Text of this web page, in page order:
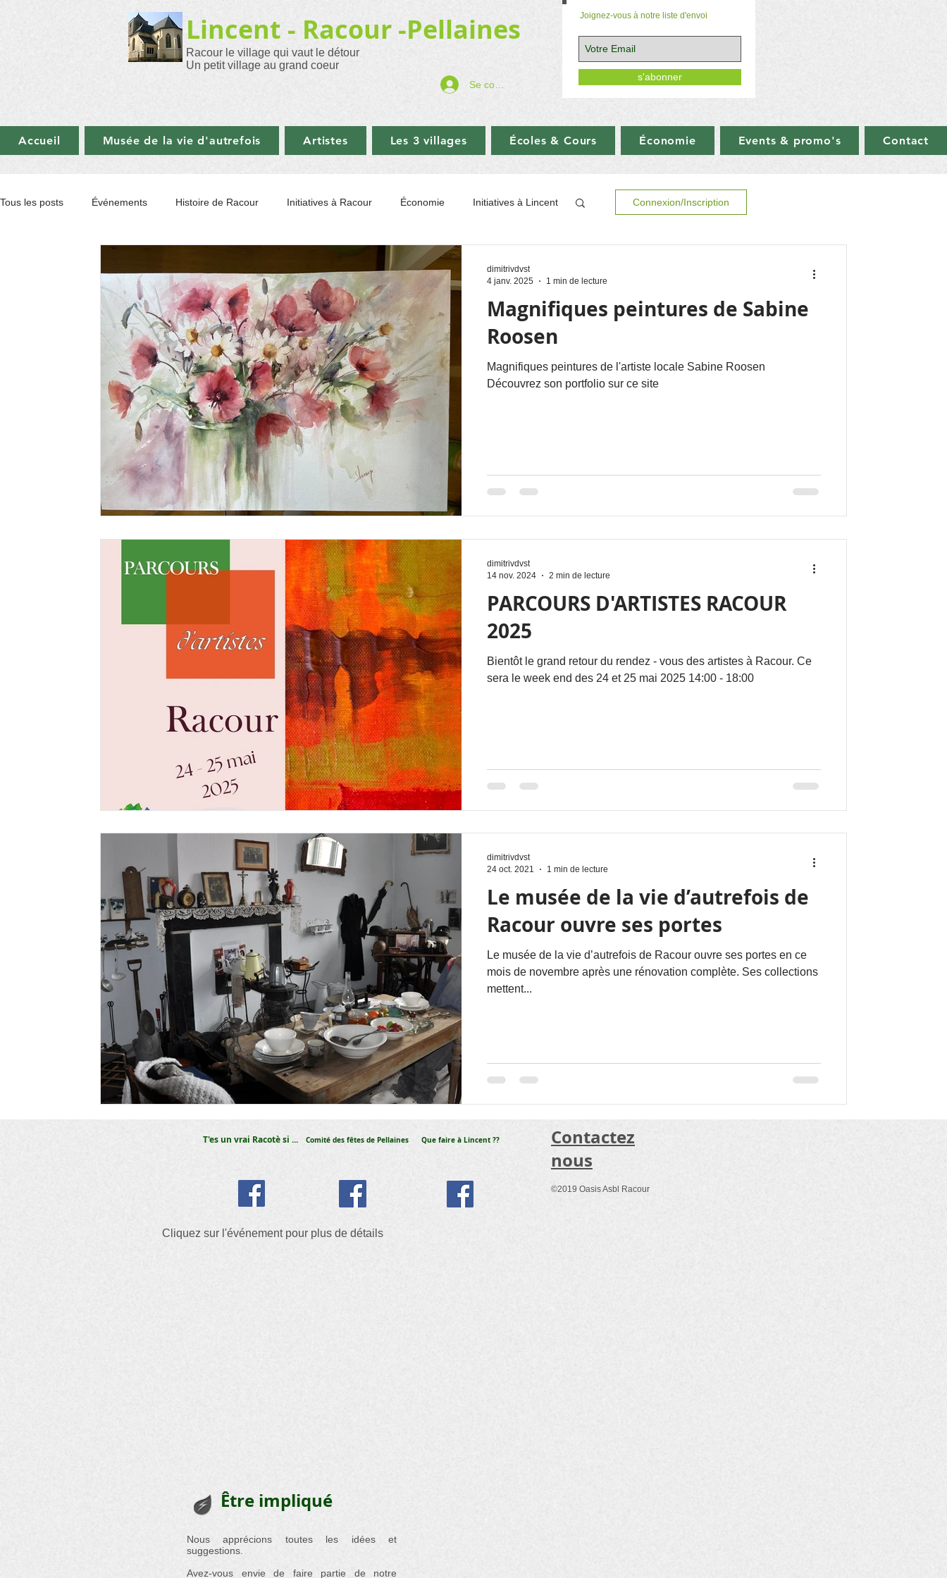
Lincent - Racour -Pellaines
Racour le village qui vaut le détour
Un petit village au grand coeur
Se connecter
Joignez-vous à notre liste d'envoi
s'abonner
Accueil Musée de la vie d'autrefois Artistes Les 3 villages Écoles & Cours Économie Events & promo's Contact
Tous les posts Événements Histoire de Racour Initiatives à Racour Économie Initiatives à Lincent
Églises
Animation Florale Santé Musée Recettes Balades Aide ukraine LINCENT
HÉLÉCINE Théâtre Oasis Noël Manger Ateliers écoles
comité des fête de Pellaines Voyage Culture bénévoles
Connexion/Inscription
Magnifiques peintures de Sabine
Roosen
Magnifiques peintures de l'artiste locale Sabine Roosen
Découvrez son portfolio sur ce site
dimitrivdvst
4 janv. 2025
1 min de lecture
PARCOURS D'ARTISTES RACOUR
2025
Bientôt le grand retour du rendez - vous des artistes à Racour. Ce
sera le week end des 24 et 25 mai 2025 14:00 - 18:00
dimitrivdvst
14 nov. 2024
2 min de lecture
Le musée de la vie d’autrefois de
Racour ouvre ses portes
Le musée de la vie d’autrefois de Racour ouvre ses portes en ce
mois de novembre après une rénovation complète. Ses collections
mettent...
dimitrivdvst
24 oct. 2021
1 min de lecture
T'es un vrai Racotè si ... Comité des fêtes de Pellaines Que faire à Lincent ??
​Contactez
nous
©2019 Oasis Asbl Racour
Cliquez sur l'événement pour plus de détails
Être impliqué
Nous apprécions toutes les idées et
suggestions.
Avez-vous envie de faire partie de notre